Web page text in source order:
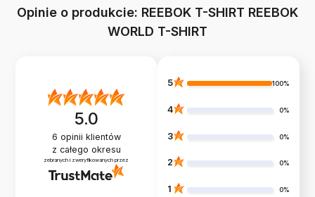
Opinie o produkcie: REEBOK T-SHIRT REEBOK
WORLD T-SHIRT
5.0
6 opinii klientów
z całego okresu
zebranych i zweryfikowanych przez
5 100%
4 0%
3 0%
2 0%
1 0%